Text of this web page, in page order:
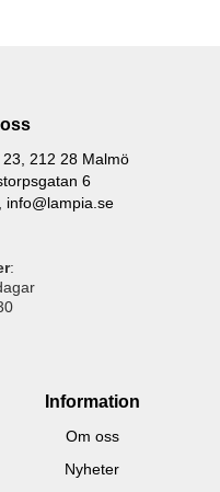
212 28 Malmö
6
info@lampia.se
:
Information
Om oss
Nyheter